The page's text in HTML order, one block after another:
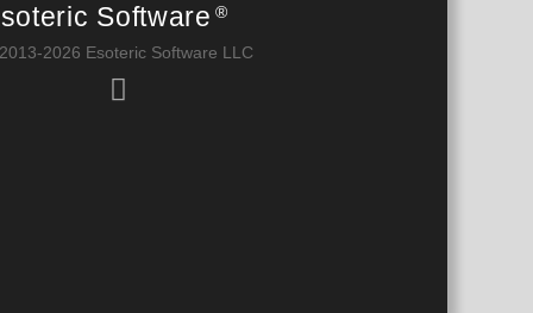
Software ®
2026 Esoteric Software LLC